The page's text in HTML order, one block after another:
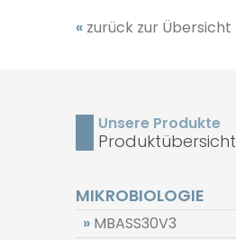
« zurück zur Übersicht
Unsere Produkte
Produktübersicht
MIKROBIOLOGIE
» MBASS30V3